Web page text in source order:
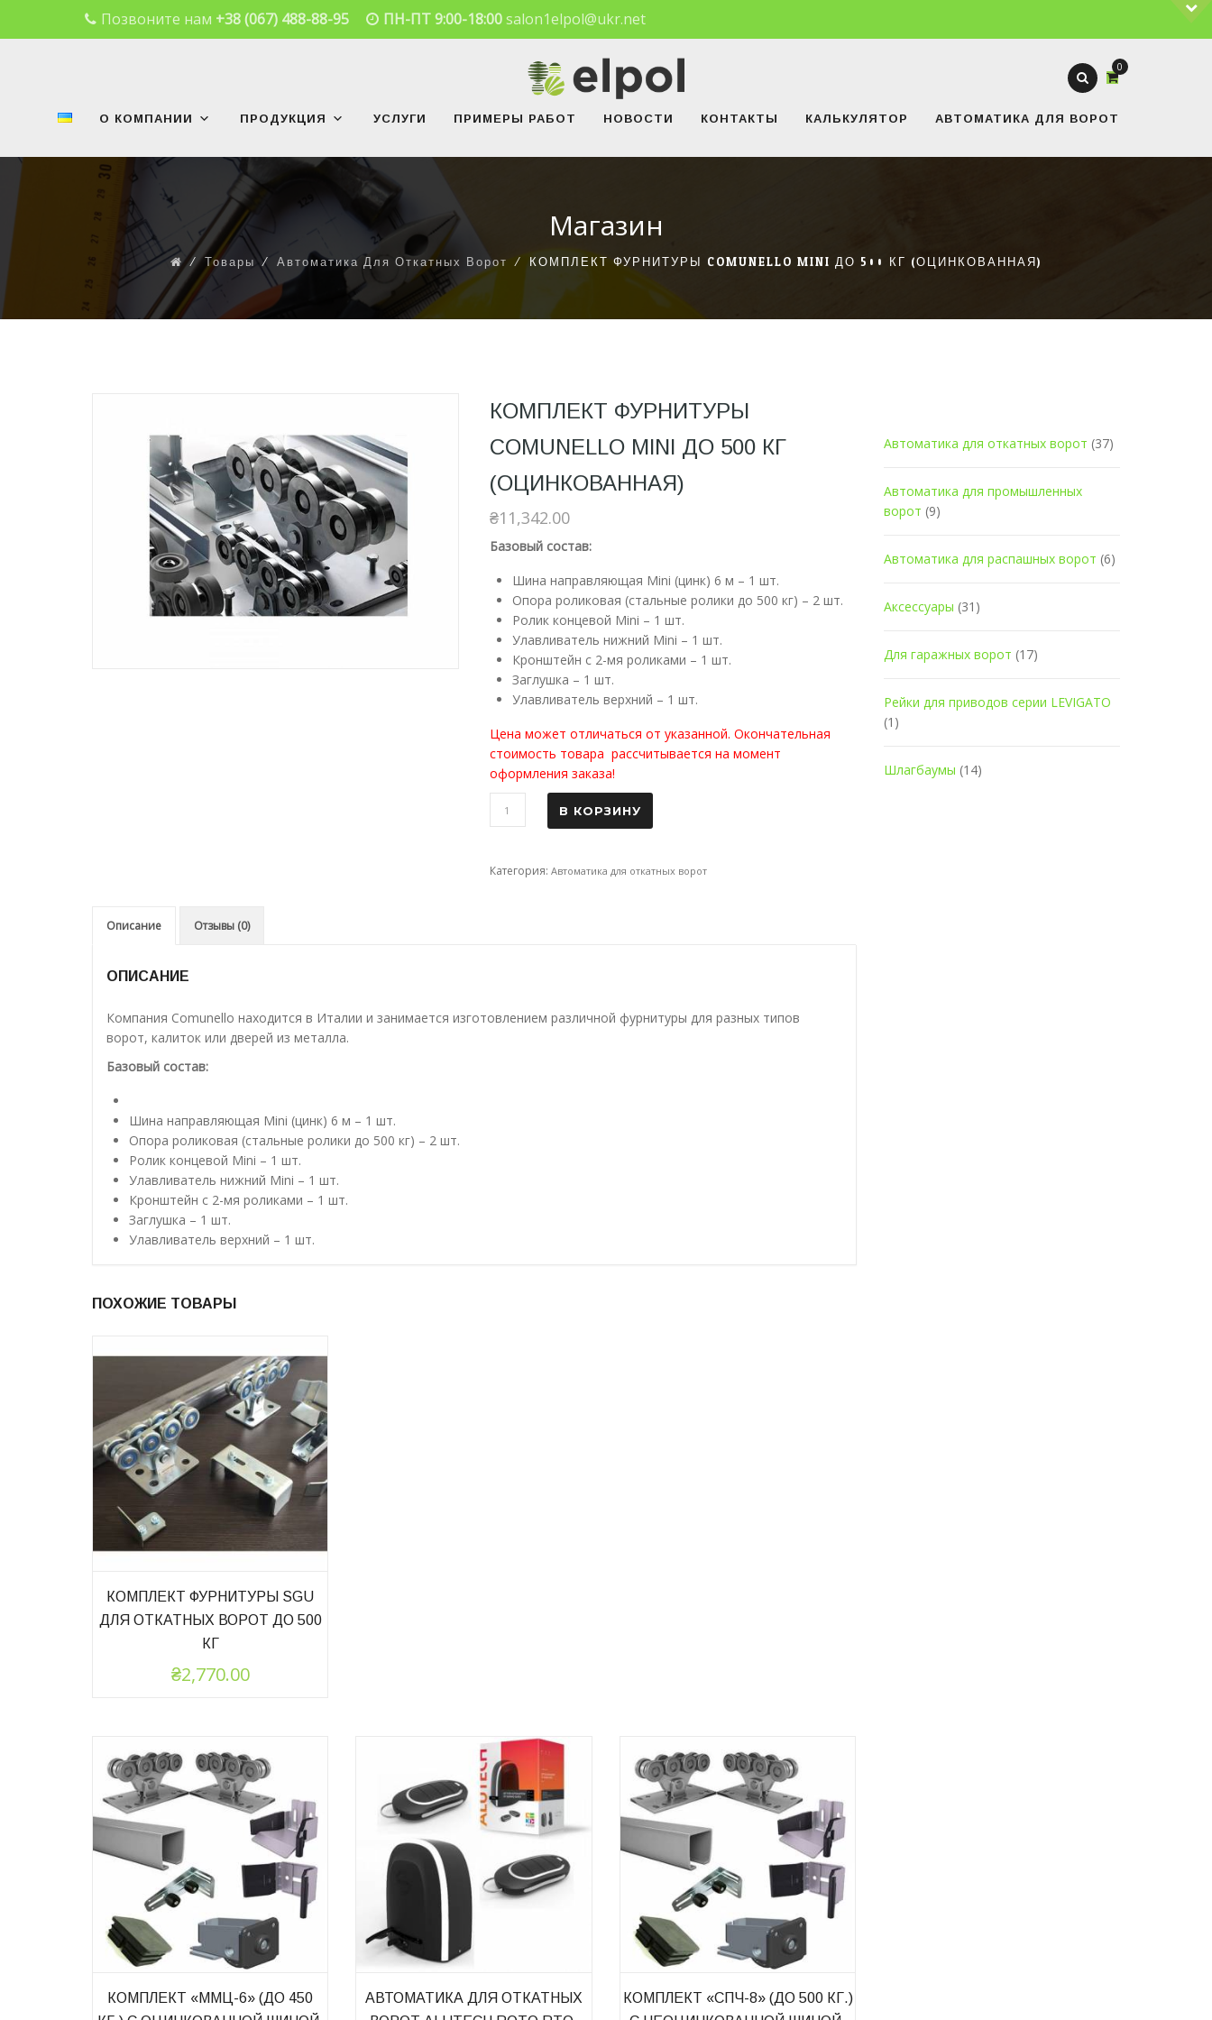
Позвоните нам +38 (067) 488-88-95 ПН-ПТ 9:00-18:00salon1elpol@ukr.net
0
О КОМПАНИИ ПРОДУКЦИЯ УСЛУГИ ПРИМЕРЫ РАБОТ НОВОСТИ КОНТАКТЫ КАЛЬКУЛЯТОР АВТОМАТИКА ДЛЯ ВОРОТ
Магазин
⁄Товары⁄ Автоматика Для Откатных Ворот ⁄КОМПЛЕКТ ФУРНИТУРЫ COMUNELLO MINI ДО 500 КГ (ОЦИНКОВАННАЯ)
КОМПЛЕКТ ФУРНИТУРЫ
COMUNELLO MINI ДО 500 КГ
(ОЦИНКОВАННАЯ)
₴11,342.00
Базовый состав:
Шина направляющая Mini (цинк) 6 м – 1 шт.
Опора роликовая (стальные ролики до 500 кг) – 2 шт.
Ролик концевой Mini – 1 шт.
Улавливатель нижний Mini – 1 шт.
Кронштейн с 2-мя роликами – 1 шт.
Заглушка – 1 шт.
Улавливатель верхний – 1 шт.
Цена может отличаться от указанной. Окончательная
стоимость товара рассчитывается на момент
оформления заказа!
В КОРЗИНУ
Категория: Автоматика для откатных ворот
Описание Отзывы (0)
ОПИСАНИЕ
Компания Comunello находится в Италии и занимается изготовлением различной фурнитуры для разных типов
ворот, калиток или дверей из металла.
Базовый состав:
Шина направляющая Mini (цинк) 6 м – 1 шт.
Опора роликовая (стальные ролики до 500 кг) – 2 шт.
Ролик концевой Mini – 1 шт.
Улавливатель нижний Mini – 1 шт.
Кронштейн с 2-мя роликами – 1 шт.
Заглушка – 1 шт.
Улавливатель верхний – 1 шт.
ПОХОЖИЕ ТОВАРЫ
КОМПЛЕКТ ФУРНИТУРЫ SGU
ДЛЯ ОТКАТНЫХ ВОРОТ ДО 500
КГ
₴2,770.00
КОМПЛЕКТ «ММЦ-6» (ДО 450
АВТОМАТИКА ДЛЯ ОТКАТНЫХ
КОМПЛЕКТ «СПЧ-8» (ДО 500 КГ.)
Автоматика для откатных ворот (37)
Автоматика для промышленных
ворот (9)
Автоматика для распашных ворот (6)
Аксессуары (31)
Для гаражных ворот (17)
Рейки для приводов серии LEVIGATO
(1)
Шлагбаумы (14)